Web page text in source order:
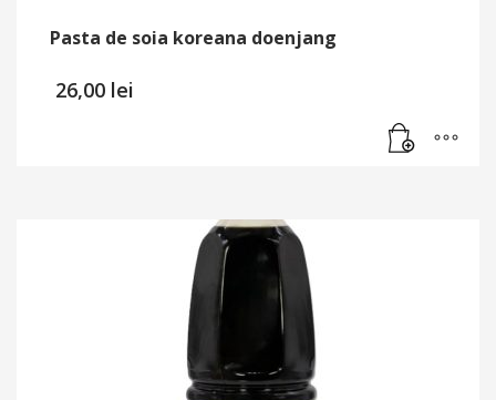
Pasta de soia koreana doenjang
26,00 lei